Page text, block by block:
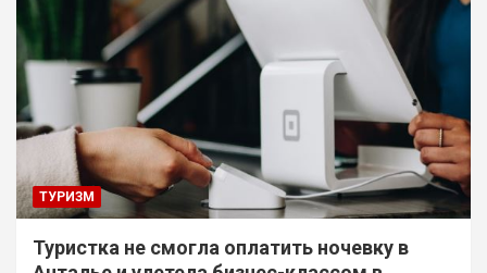
ТУРИЗМ
Туристка не смогла оплатить ночевку в